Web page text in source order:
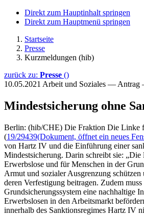
Direkt zum Hauptinhalt springen
Direkt zum Hauptmenü springen
Startseite
Presse
Kurzmeldungen (hib)
zurück zu: Presse ()
10.05.2021 Arbeit und Soziales — Antrag
Mindestsicherung ohne
Berlin: (hib/CHE) Die Fraktion Die Linke
(19/29439(Dokument, öffnet ein neues
von Hartz IV und die Einführung einer
Mindestsicherung. Darin schreibt sie: „Die
Erwerbslose und für Menschen in der
Armut und sozialer Ausgrenzung
deren Verfestigung beitragen. Zudem muss
Grundsicherungssystem eine nachhaltige
Erwerbslosen in den Arbeitsmarkt
innerhalb des Sanktionsregimes Hartz IV